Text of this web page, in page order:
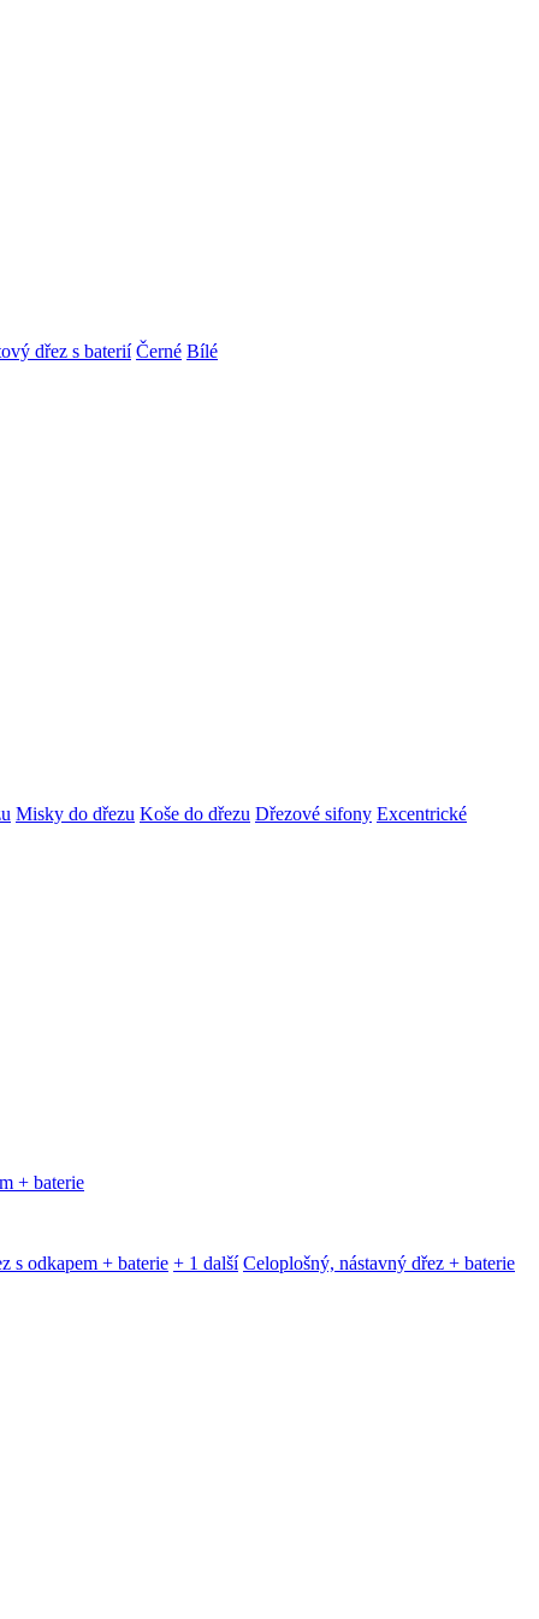
dřez s baterií Černé Bílé
Misky do dřezu Koše do dřezu Dřezové sifony Excentrické
+ baterie
s odkapem + baterie + 1 další Celoplošný, nástavný dřez + baterie